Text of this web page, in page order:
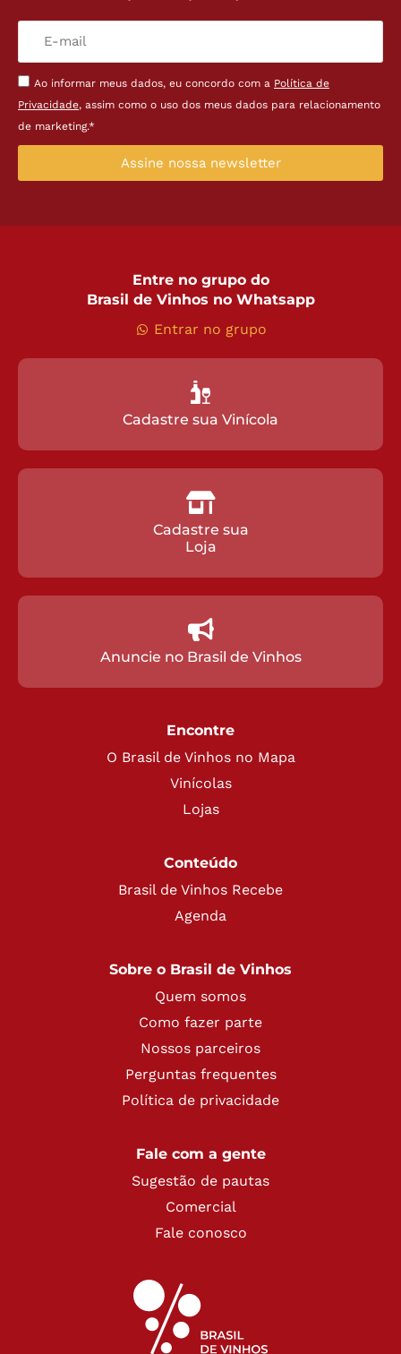
Ao informar meus dados, eu concordo com a Política de
Privacidade, assim como o uso dos meus dados para relacionamento
de marketing.*
Assine nossa newsletter
Entre no grupo do
Brasil de Vinhos no Whatsapp
Entrar no grupo
Cadastre sua Vinícola
Cadastre sua
Loja
Anuncie no Brasil de Vinhos
Encontre
O Brasil de Vinhos no Mapa
Vinícolas
Lojas
Conteúdo
Brasil de Vinhos Recebe
Agenda
Sobre o Brasil de Vinhos
Quem somos
Como fazer parte
Nossos parceiros
Perguntas frequentes
Política de privacidade
Fale com a gente
Sugestão de pautas
Comercial
Fale conosco